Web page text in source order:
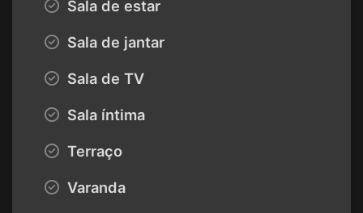
Sala de estar
Sala de jantar
Sala de TV
Sala íntima
Terraço
Varanda